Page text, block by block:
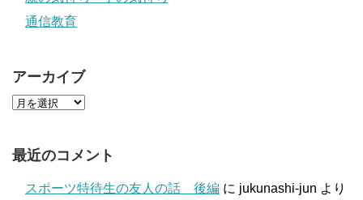
通信教育
アーカイブ
最近のコメント
スポーツ特待生の友人の話 後編 に jukunashi-jun より